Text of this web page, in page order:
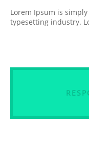
Lorem Ipsum is
typesetting industry.